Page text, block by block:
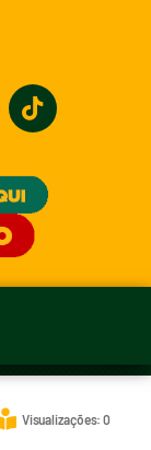
Visualizações: 0